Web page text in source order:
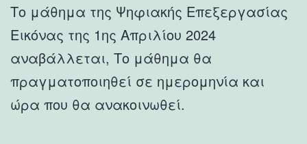
Το μάθημα της Ψηφιακής Επεξεργασίας
Εικόνας της 1ης Απριλίου 2024
αναβάλλεται, Το μάθημα θα
πραγματοποιηθεί σε ημερομηνία και
ώρα που θα ανακοινωθεί.